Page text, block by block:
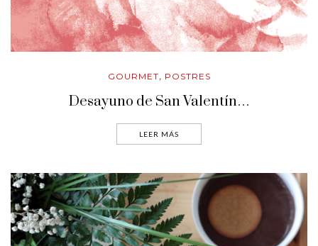
GOURMET, POSTRES
Desayuno de San Valentín…
LEER MÁS